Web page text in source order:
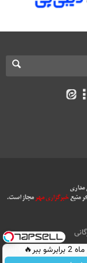
All Content by Mehr